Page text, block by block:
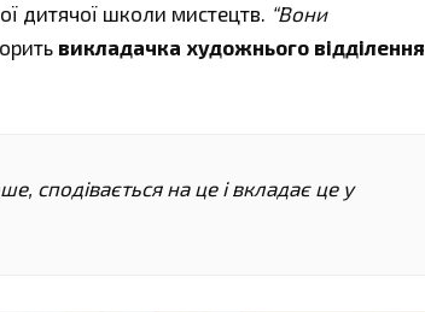
дитячої школи мистецтв. “Вони
викладачка художнього відділення
сподівається на це і вкладає це у